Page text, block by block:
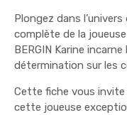
Plongez dans
complète de la joueuse
BERGIN Karine
détermination sur les
Cette fiche vous invite
cette joueuse